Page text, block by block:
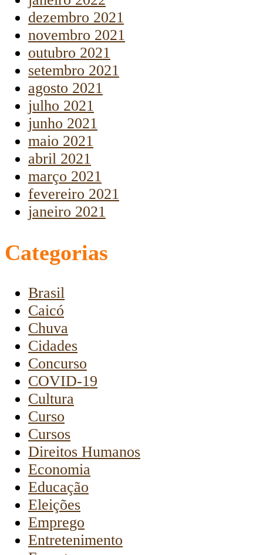
dezembro 2021
novembro 2021
outubro 2021
setembro 2021
agosto 2021
julho 2021
junho 2021
maio 2021
abril 2021
março 2021
fevereiro 2021
janeiro 2021
Categorias
Brasil
Caicó
Chuva
Cidades
Concurso
COVID-19
Cultura
Curso
Cursos
Direitos Humanos
Economia
Educação
Eleições
Emprego
Entretenimento